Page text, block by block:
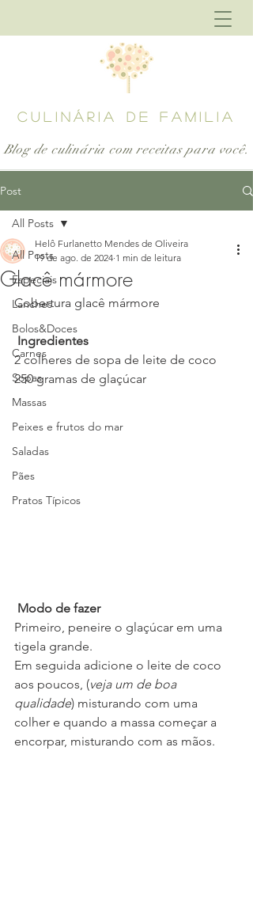
CULINÁRIA DE FAMILIA
Blog de culinária com receitas para você.
Post
All Posts
Especiais
Lanches
Bolos&Doces
Carnes
Sopas
Massas
Peixes e frutos do mar
Saladas
Pães
Pratos Típicos
All Posts
Glacê mármore
Helô Furlanetto Mendes de Oliveira
19 de ago. de 2024 1 min de leitura
Cobertura glacê mármore
Ingredientes
2 colheres de sopa de leite de coco
250 gramas de glaçúcar
Modo de fazer
Primeiro, peneire o glaçúcar em uma
tigela grande.
Em seguida adicione o leite de coco
aos poucos, (veja um de boa
qualidade) misturando com uma
colher e quando a massa começar a
encorpar, misturando com as mãos.